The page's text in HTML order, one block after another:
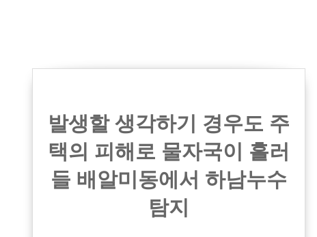
발생할 생각하기 경우도 주
택의 피해로 물자국이 흘러
들 배알미동에서 하남누수
탐지